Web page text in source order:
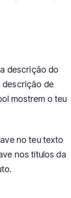
descrição do
descrição de
mostrem o teu
no teu texto
nos títulos da